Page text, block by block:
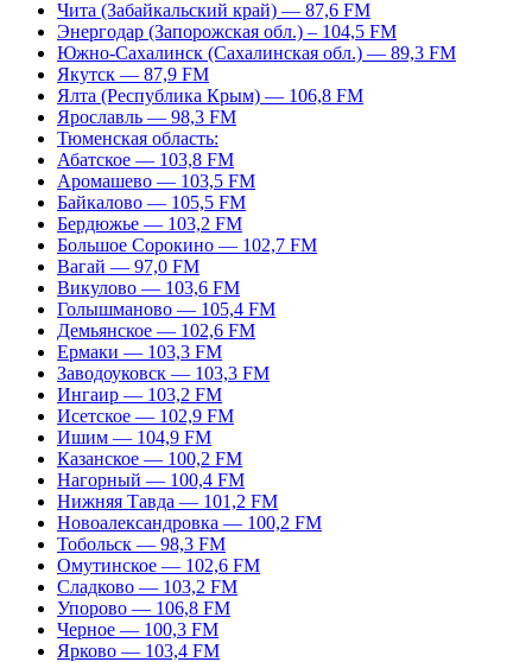
Чита (Забайкальский край) — 87,6 FM
Энергодар (Запорожская обл.) – 104,5 FM
Южно-Сахалинск (Сахалинская обл.) — 89,3 FM
Якутск — 87,9 FM
Ялта (Республика Крым) — 106,8 FM
Ярославль — 98,3 FM
Тюменская область:
Абатское — 103,8 FM
Аромашево — 103,5 FM
Байкалово — 105,5 FM
Бердюжье — 103,2 FM
Большое Сорокино — 102,7 FM
Вагай — 97,0 FM
Викулово — 103,6 FM
Голышманово — 105,4 FM
Демьянское — 102,6 FM
Ермаки — 103,3 FM
Заводоуковск — 103,3 FM
Ингаир — 103,2 FM
Исетское — 102,9 FM
Ишим — 104,9 FM
Казанское — 100,2 FM
Нагорный — 100,4 FM
Нижняя Тавда — 101,2 FM
Новоалександровка — 100,2 FM
Тобольск — 98,3 FM
Омутинское — 102,6 FM
Сладково — 103,2 FM
Упорово — 106,8 FM
Черное — 100,3 FM
Ярково — 103,4 FM